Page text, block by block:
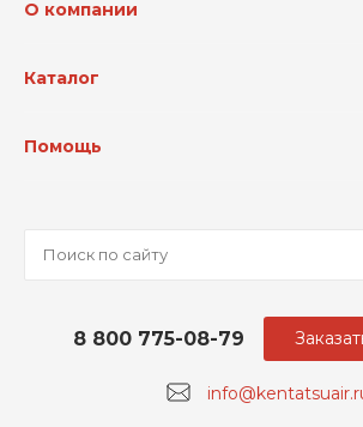
О компании
Каталог
Помощь
8 800 775-08-79